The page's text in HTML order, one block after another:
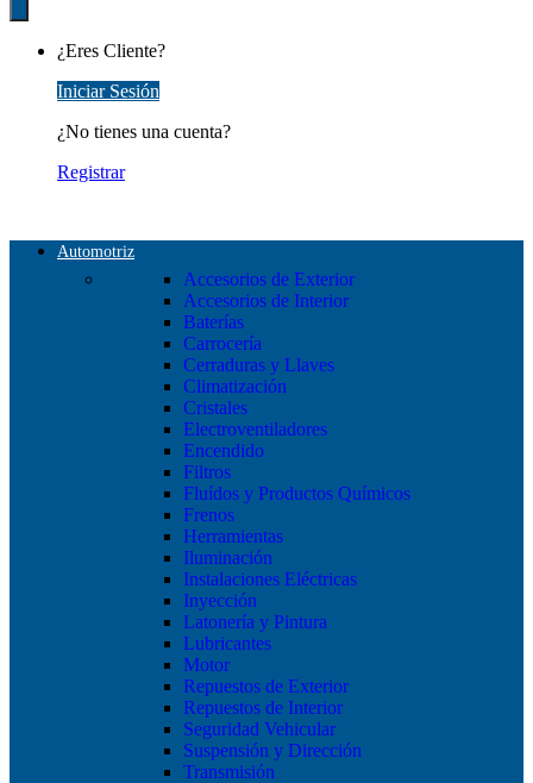
productos
¿Eres Cliente?
Iniciar Sesión
¿No tienes una cuenta?
Registrar
Automotriz
Accesorios de Exterior
Accesorios de Interior
Baterías
Carrocería
Cerraduras y Llaves
Climatización
Cristales
Electroventiladores
Encendido
Filtros
Fluídos y Productos Químicos
Frenos
Herramientas
Iluminación
Instalaciones Eléctricas
Inyección
Latonería y Pintura
Lubricantes
Motor
Repuestos de Exterior
Repuestos de Interior
Seguridad Vehicular
Suspensión y Dirección
Transmisión